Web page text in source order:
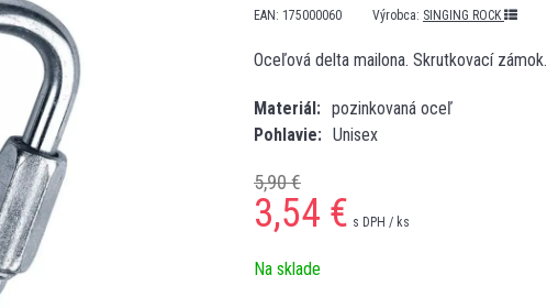
EAN: 175000060 Výrobca: SINGING ROCK
Oceľová delta mailona. Skrutkovací zámok.
Materiál
pozinkovaná oceľ
Pohlavie
Unisex
5,90 €
3,54 € s DPH / ks
Na sklade